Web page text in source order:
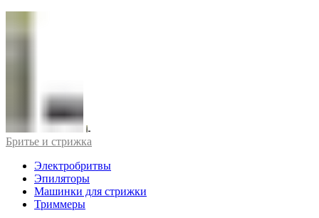
Бритье и стрижка
Электробритвы
Эпиляторы
Машинки для стрижки
Триммеры